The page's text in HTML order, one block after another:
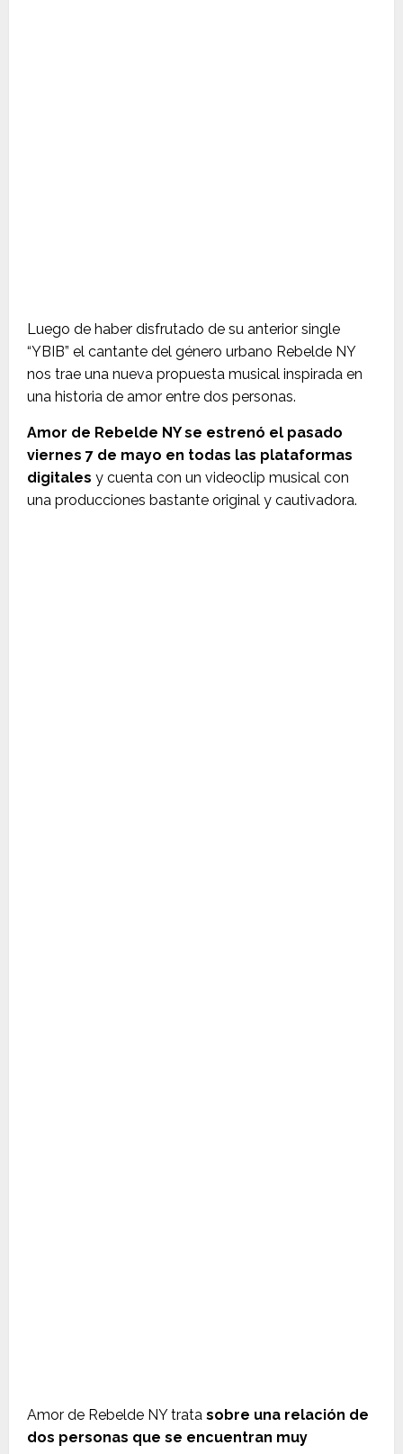
Luego de haber disfrutado de su anterior single
“YBIB” el cantante del género urbano Rebelde NY
nos trae una nueva propuesta musical inspirada en
una historia de amor entre dos personas.
Amor de Rebelde NY se estrenó el pasado
viernes 7 de mayo en todas las plataformas
digitales y cuenta con un videoclip musical con
una producciones bastante original y cautivadora.
Amor de Rebelde NY trata sobre una relación de
dos personas que se encuentran muy